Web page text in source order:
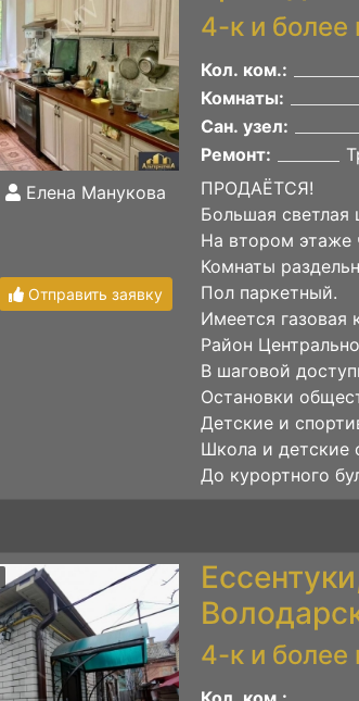
Елена Манукова
Отправить заявку
4-к и более
Кол. ком.:
Комнаты:
Сан. узел:
Ремонт:
ПРОДАЁТСЯ!
Большая светлая
На втором этаже
Комнаты
Пол паркетный.
Имеется газовая
Район
В шаговой
Остановки
Детские и
Школа и детские
До курортного
4-к и более